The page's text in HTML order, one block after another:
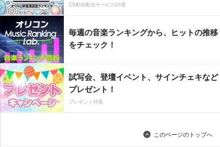
CS動画配信サービス20選
毎週の音楽ランキングから、ヒットの推移
をチェック！
試写会、登壇イベント、サインチェキなど
プレゼント！
プレゼント特集
このページのトップへ